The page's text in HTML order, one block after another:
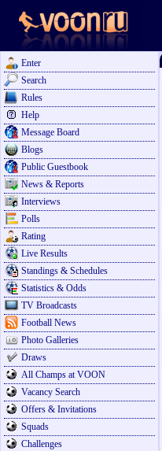
Enter
Search
Rules
Help
Message Board
Blogs
Public Guestbook
News & Reports
Interviews
Polls
Rating
Live Results
Standings & Schedules
Statistics & Odds
TV Broadcasts
Football News
Photo Galleries
Draws
All Champs at VOON
Vacancy Search
Offers & Invitations
Squads
Challenges